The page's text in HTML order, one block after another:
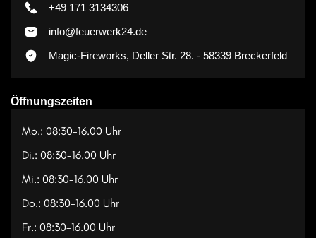
+49 171 3134306
info@feuerwerk24.de
Magic-Fireworks, Deller Str. 28. - 58339 Breckerfeld
Öffnungszeiten
Mo.: 08:30-16.00 Uhr
Di.: 08:30-16.00 Uhr
Mi.: 08:30-16.00 Uhr
Do.: 08:30-16.00 Uhr
Fr.: 08:30-16.00 Uhr